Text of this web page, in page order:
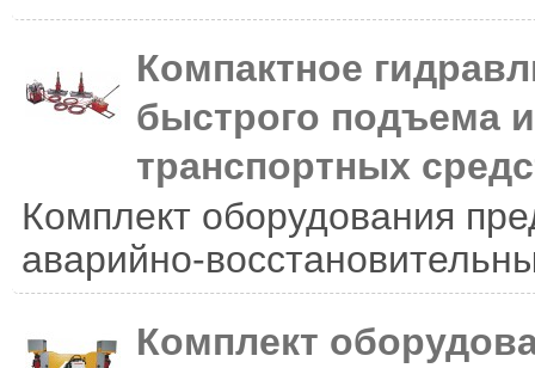
Компактное
быстрого подъема
транспортных
Комплект оборудования
аварийно-
Комплект